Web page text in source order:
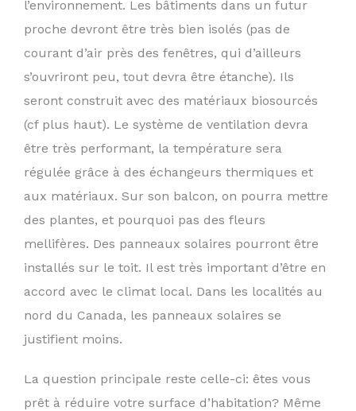
l’environnement. Les bâtiments dans un futur
proche devront être très bien isolés (pas de
courant d’air près des fenêtres, qui d’ailleurs
s’ouvriront peu, tout devra être étanche). Ils
seront construit avec des matériaux biosourcés
(cf plus haut). Le système de ventilation devra
être très performant, la température sera
régulée grâce à des échangeurs thermiques et
aux matériaux. Sur son balcon, on pourra mettre
des plantes, et pourquoi pas des fleurs
mellifères. Des panneaux solaires pourront être
installés sur le toit. Il est très important d’être en
accord avec le climat local. Dans les localités au
nord du Canada, les panneaux solaires se
justifient moins.
La question principale reste celle-ci: êtes vous
prêt à réduire votre surface d’habitation? Même